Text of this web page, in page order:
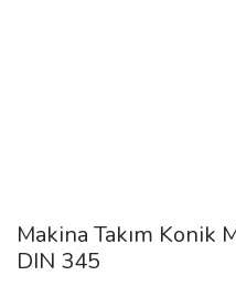
Makina Takım Konik
DIN 345